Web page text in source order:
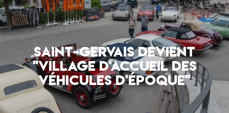
SAINT-GERVAIS DEVIENT
"VILLAGE D'ACCUEIL DES
VÉHICULES D'ÉPOQUE"